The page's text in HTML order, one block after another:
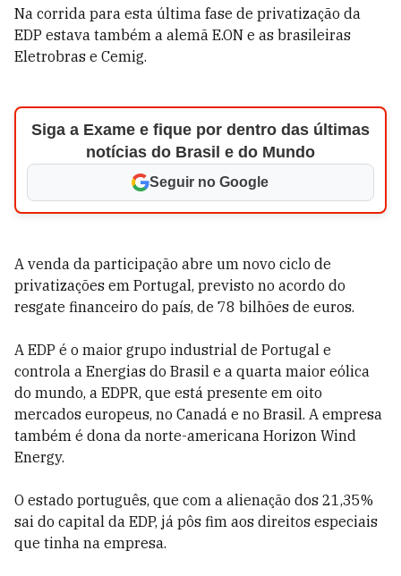
Na corrida para esta última fase de privatização da
EDP estava também a alemã E.ON e as brasileiras
Eletrobras e Cemig.
Siga a Exame e fique por dentro das últimas
notícias do Brasil e do Mundo
Seguir no Google
A venda da participação abre um novo ciclo de
privatizações em Portugal, previsto no acordo do
resgate financeiro do país, de 78 bilhões de euros.
A EDP é o maior grupo industrial de Portugal e
controla a Energias do Brasil e a quarta maior eólica
do mundo, a EDPR, que está presente em oito
mercados europeus, no Canadá e no Brasil. A empresa
também é dona da norte-americana Horizon Wind
Energy.
O estado português, que com a alienação dos 21,35%
sai do capital da EDP, já pôs fim aos direitos especiais
que tinha na empresa.